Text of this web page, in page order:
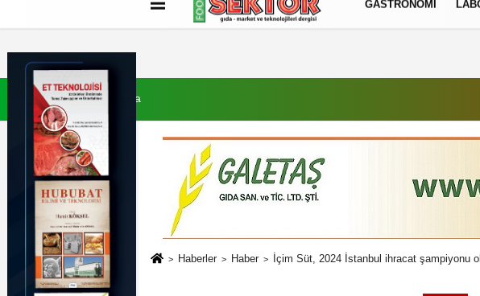
İletişim Çerez Politikası
GASTRONOMI
7 Ağustos 2026, Cuma
Haberler Haber İçim Süt, 2024 İstanbul ihracat şampiyonu